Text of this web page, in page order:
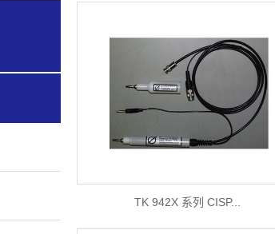
TK 942X 系列 CISP...